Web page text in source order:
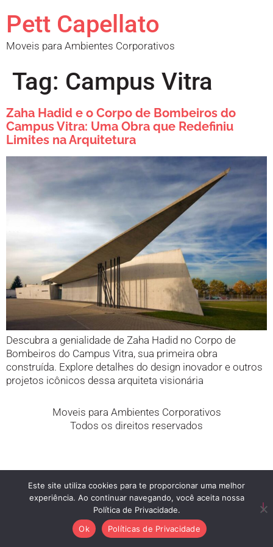
Pett Capellato
Moveis para Ambientes Corporativos
Tag: Campus Vitra
Zaha Hadid e o Corpo de Bombeiros do
Campus Vitra: Uma Obra que Redefiniu
Limites na Arquitetura
Descubra a genialidade de Zaha Hadid no Corpo de
Bombeiros do Campus Vitra, sua primeira obra
construída. Explore detalhes do design inovador e outros
projetos icônicos dessa arquiteta visionária
Moveis para Ambientes Corporativos
Todos os direitos reservados
Este site utiliza cookies para te proporcionar uma melhor
experiência. Ao continuar navegando, você aceita nossa
Política de Privacidade.
Ok
Políticas de Privacidade